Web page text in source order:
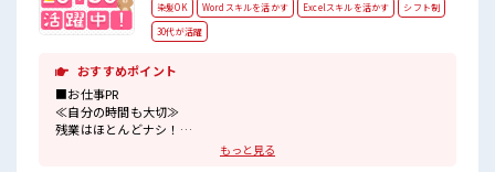
染髪OK
Wordスキルを活かす Excelスキルを活かす
シフト制
30代が活躍
おすすめポイント
■お仕事PR
≪自分の時間も大切≫
残業はほとんどナシ！
場合によってはお願いすることもあります♪
もっと見る